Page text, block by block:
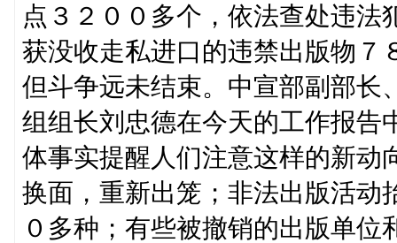
点３２００多个，依法查处违
获没收走私进口的违禁出版物７
但斗争远未结束。中宣部副部长
组组长刘忠德在今天的工作报告
体事实提醒人们注意这样的新动
换面，重新出笼；非法出版活动
０多种；有些被撤销的出版单